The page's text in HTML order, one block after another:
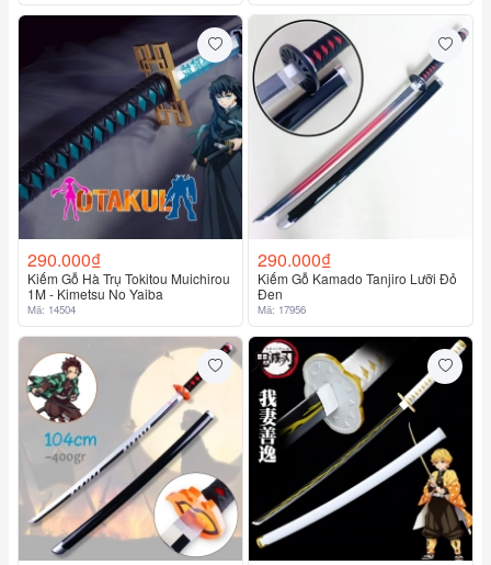
290.000₫
Kiếm Gỗ Hà Trụ Tokitou Muichirou
1M - Kimetsu No Yaiba
Mã: 14504
290.000₫
Kiếm Gỗ Kamado Tanjiro Lưỡi Đỏ
Đen
Mã: 17956